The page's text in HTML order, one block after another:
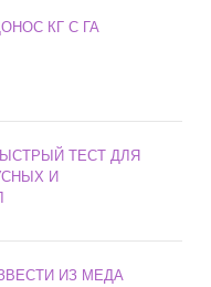
КГ С ГА
ТЕСТ ДЛЯ
И
ИЗ МЕДА